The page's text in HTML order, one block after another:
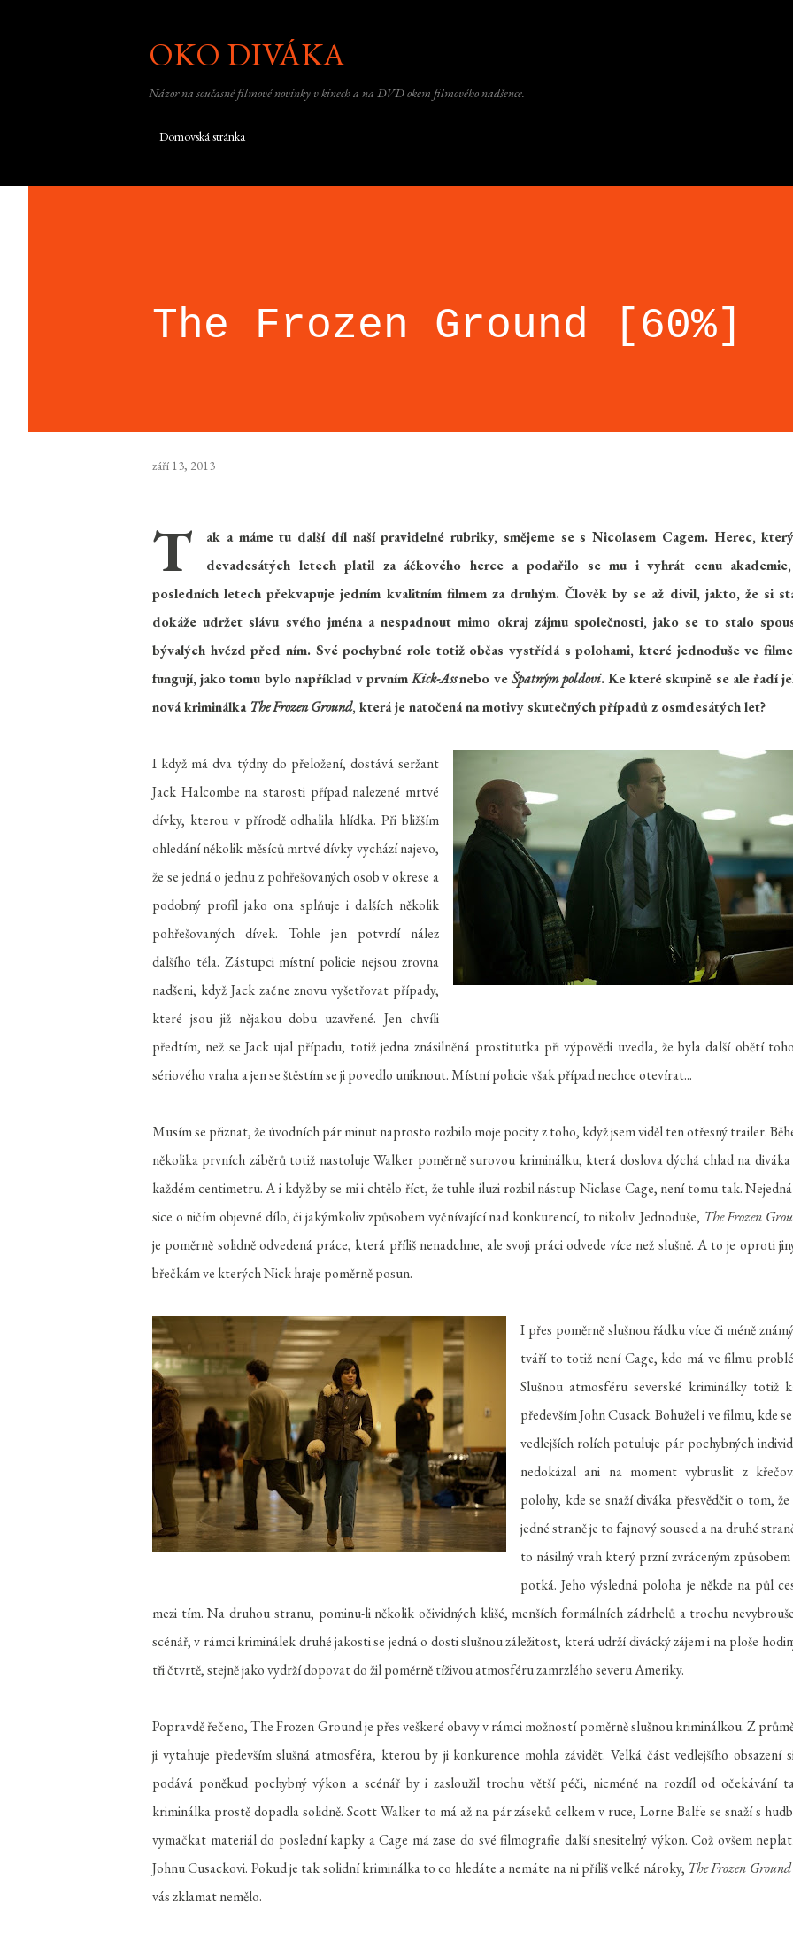
OKO DIVÁKA
Názor na současné filmové novinky v kinech a na DVD okem filmového nadšence.
Domovská stránka
The Frozen Ground [60%]
září 13, 2013
T
ak a máme tu další díl naší pravidelné rubriky, smějeme se s Nicolasem Cagem. Herec,
devadesátých letech platil za áčkového herce a podařilo se mu i vyhrát cenu
posledních letech překvapuje jedním kvalitním filmem za druhým. Člověk by se až divil, jakto, že si
dokáže udržet slávu svého jména a nespadnout mimo okraj zájmu společnosti, jako se to stalo
bývalých hvězd před ním. Své pochybné role totiž občas vystřídá s polohami, které jednoduše ve
fungují, jako tomu bylo například v prvnímKick-Assnebo veŠpatným poldovi. Ke které skupině se ale řadí
nová kriminálka The Frozen Ground, která je natočená na motivy skutečných případů z osmdesátých let?
I když má dva týdny do přeložení, dostává seržant
Jack Halcombe na starosti případ nalezené mrtvé
dívky, kterou v přírodě odhalila hlídka. Při bližším
ohledání několik měsíců mrtvé dívky vychází najevo,
že se jedná o jednu z pohřešovaných osob v okrese a
podobný profil jako ona splňuje i dalších několik
pohřešovaných dívek. Tohle jen potvrdí nález
dalšího těla. Zástupci místní policie nejsou zrovna
nadšeni, když Jack začne znovu vyšetřovat případy,
které jsou již nějakou dobu uzavřené. Jen chvíli
předtím, než se Jack ujal případu, totiž jedna znásilněná prostitutka při výpovědi uvedla, že byla další obětí
sériového vraha a jen se štěstím se ji povedlo uniknout. Místní policie však případ nechce otevírat...
Musím se přiznat, že úvodních pár minut naprosto rozbilo moje pocity z toho, když jsem viděl ten otřesný trailer.
několika prvních záběrů totiž nastoluje Walker poměrně surovou kriminálku, která doslova dýchá chlad na diváka
každém centimetru. A i když by se mi i chtělo říct, že tuhle iluzi rozbil nástup Niclase Cage, není tomu tak. Nejedná
sice o ničím objevné dílo, či jakýmkoliv způsobem vyčnívající nad konkurencí, to nikoliv. Jednoduše, The Frozen
je poměrně solidně odvedená práce, která příliš nenadchne, ale svoji práci odvede více než slušně. A to je oproti
břečkám ve kterých Nick hraje poměrně posun.
I přes poměrně slušnou řádku více či méně
tváří to totiž není Cage, kdo má ve filmu
Slušnou atmosféru severské kriminálky totiž
především John Cusack. Bohužel i ve filmu, kde
vedlejších rolích potuluje pár pochybných
nedokázal ani na moment vybruslit z
polohy, kde se snaží diváka přesvědčit o tom,
jedné straně je to fajnový soused a na druhé
to násilný vrah který przní zvráceným způsobem
potká. Jeho výsledná poloha je někde na půl
mezi tím. Na druhou stranu, pominu-li několik očividných klišé, menších formálních zádrhelů a trochu
scénář, v rámci kriminálek druhé jakosti se jedná o dosti slušnou záležitost, která udrží divácký zájem i na ploše
tři čtvrtě, stejně jako vydrží dopovat do žil poměrně tíživou atmosféru zamrzlého severu Ameriky.
Popravdě řečeno, The Frozen Ground je přes veškeré obavy v rámci možností poměrně slušnou kriminálkou. Z
ji vytahuje především slušná atmosféra, kterou by ji konkurence mohla závidět. Velká část vedlejšího obsazení
podává poněkud pochybný výkon a scénář by i zasloužil trochu větší péči, nicméně na rozdíl od očekávání
kriminálka prostě dopadla solidně. Scott Walker to má až na pár záseků celkem v ruce, Lorne Balfe se snaží s
vymačkat materiál do poslední kapky a Cage má zase do své filmografie další snesitelný výkon. Což ovšem
Johnu Cusackovi. Pokud je tak solidní kriminálka to co hledáte a nemáte na ni příliš velké nároky, The Frozen
vás zklamat nemělo.